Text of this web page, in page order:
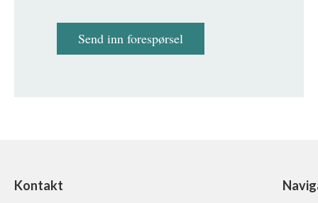
Send inn forespørsel
Kontakt